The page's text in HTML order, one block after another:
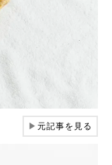
▶元記事を見る